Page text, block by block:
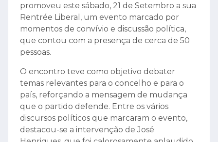
promoveu este sábado, 21 de Setembro a sua
Rentrée Liberal, um evento marcado por
momentos de convívio e discussão política,
que contou com a presença de cerca de 50
pessoas.
O encontro teve como objetivo debater
temas relevantes para o concelho e para o
país, reforçando a mensagem de mudança
que o partido defende. Entre os vários
discursos políticos que marcaram o evento,
destacou-se a intervenção de José